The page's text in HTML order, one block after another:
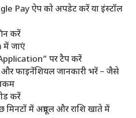
Pay ऐप को अपडेट करें या इंस्टॉल
करें
में जाएं
पर टैप करें
और फाइनेंशियल जानकारी भरें – जैसे
करें
में अप्रूवल और राशि खाते में